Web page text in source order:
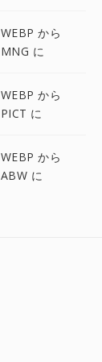
WEBP から
MNG に
WEBP から
PICT に
WEBP から
ABW に